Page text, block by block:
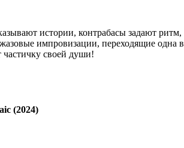
истории, контрабасы задают ритм,
импровизации, переходящие одна в
своей души!
(2024)